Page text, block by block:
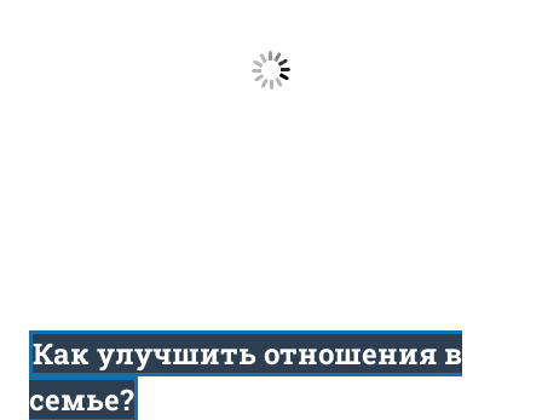
Как улучшить отношения в
семье?